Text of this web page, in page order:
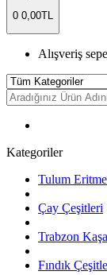
0 0,00TL
Alışveriş
Kategoriler
Tulum
Çay Çeşitleri
Trabzon
Fındık